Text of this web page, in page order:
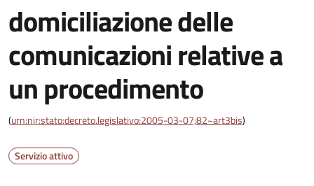
domiciliazione delle
comunicazioni relative a
un procedimento
(urn:nir:stato:decreto.legislativo:2005-03-07;82~art3bis)
Servizio attivo